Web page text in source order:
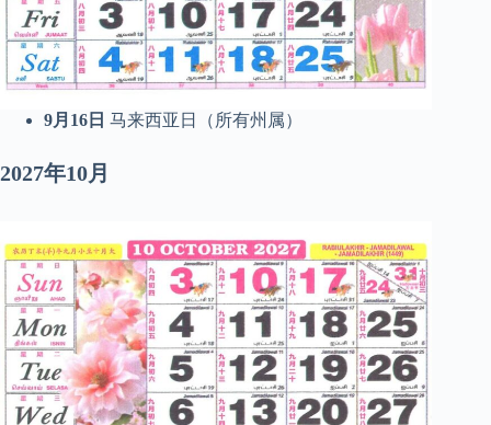
9月16日 马来西亚日（所有州属）
2027年10月